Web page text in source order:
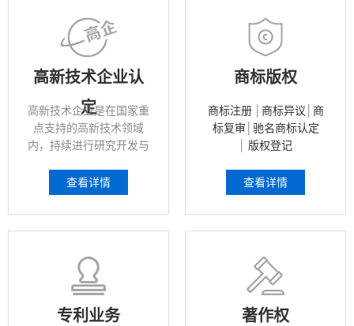
高新技术企业认
定
高新技术企业是在国家重
点支持的高新技术领域
内，持续进行研究开发与
核心自主知识产权，并以
此为基础开展生产经营活
动。
查看详情
商标版权
商标注册│ 商标异议
商
标复审
驰名商标认定
版权登记
查看详情
专利业务 著作权